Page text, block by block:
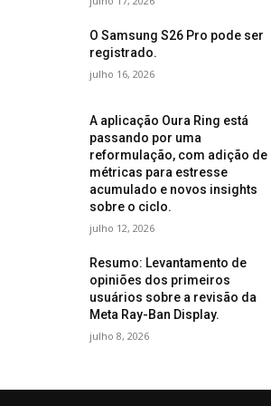
O Samsung S26 Pro pode ser
registrado.
julho 16, 2026
A aplicação Oura Ring está
passando por uma
reformulação, com adição de
métricas para estresse
acumulado e novos insights
sobre o ciclo.
julho 12, 2026
Resumo: Levantamento de
opiniões dos primeiros
usuários sobre a revisão da
Meta Ray-Ban Display.
julho 8, 2026